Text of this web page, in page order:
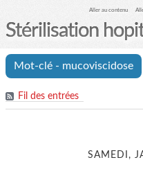
Aller au contenu
Stérilisation
Mot-clé - mucoviscidose
Fil des entrées
SAMEDI,